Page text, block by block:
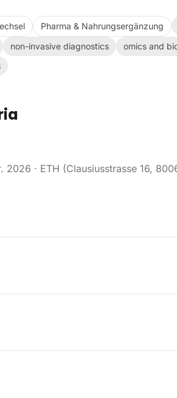
Pharma & Nahrungsergänzung
non-invasive diagnostics
omics and
2026 · ETH (Clausiusstrasse 16,